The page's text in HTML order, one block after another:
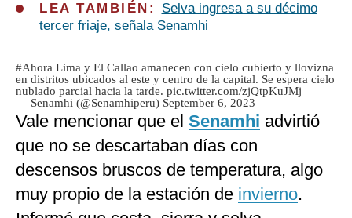
LEA TAMBIÉN: Selva ingresa a su décimo
tercer friaje, señala Senamhi
#Ahora Lima y El Callao amanecen con cielo cubierto y llovizna
en distritos ubicados al este y centro de la capital. Se espera cielo
nublado parcial hacia la tarde. pic.twitter.com/zjQtpKuJMj
— Senamhi (@Senamhiperu) September 6, 2023
Vale mencionar que el Senamhi advirtió
que no se descartaban días con
descensos bruscos de temperatura, algo
muy propio de la estación de invierno.